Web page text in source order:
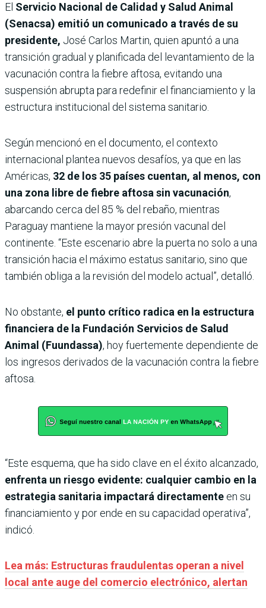
El Servicio Nacional de Calidad y Salud Animal
(Senacsa) emitió un comunicado a través de su
presidente, José Carlos Martin, quien apuntó a una
transición gradual y planificada del levantamiento de la
vacunación contra la fiebre aftosa, evitando una
suspensión abrupta para redefinir el financiamiento y la
estructura institucional del sistema sanitario.
Según mencionó en el documento, el contexto
internacional plantea nuevos desafíos, ya que en las
Américas, 32 de los 35 países cuentan, al menos, con
una zona libre de fiebre aftosa sin vacunación,
abarcando cerca del 85 % del rebaño, mientras
Paraguay mantiene la mayor presión vacunal del
continente. “Este escenario abre la puerta no solo a una
transición hacia el máximo estatus sanitario, sino que
también obliga a la revisión del modelo actual”, detalló.
No obstante, el punto crítico radica en la estructura
financiera de la Fundación Servicios de Salud
Animal (Fuundassa), hoy fuertemente dependiente de
los ingresos derivados de la vacunación contra la fiebre
aftosa.
“Este esquema, que ha sido clave en el éxito alcanzado,
enfrenta un riesgo evidente: cualquier cambio en la
estrategia sanitaria impactará directamente en su
financiamiento y por ende en su capacidad operativa”,
indicó.
Lea más: Estructuras fraudulentas operan a nivel
local ante auge del comercio electrónico, alertan